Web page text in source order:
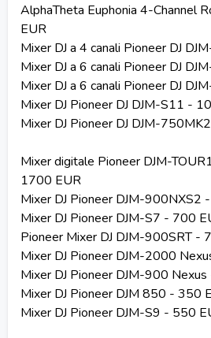
AlphaTheta Euphonia 4-Channel
EUR
Mixer DJ a 4 canali Pioneer DJ
Mixer DJ a 6 canali Pioneer DJ
Mixer DJ a 6 canali Pioneer DJ
Mixer DJ Pioneer DJ DJM-S11 -
Mixer DJ Pioneer DJ DJM-
Mixer digitale Pioneer DJM-
1700 EUR
Mixer DJ Pioneer DJM-900NXS2
Mixer DJ Pioneer DJM-S7 - 700
Pioneer Mixer DJ DJM-900SRT -
Mixer DJ Pioneer DJM-2000
Mixer DJ Pioneer DJM-900
Mixer DJ Pioneer DJM 850 - 350
Mixer DJ Pioneer DJM-S9 - 550